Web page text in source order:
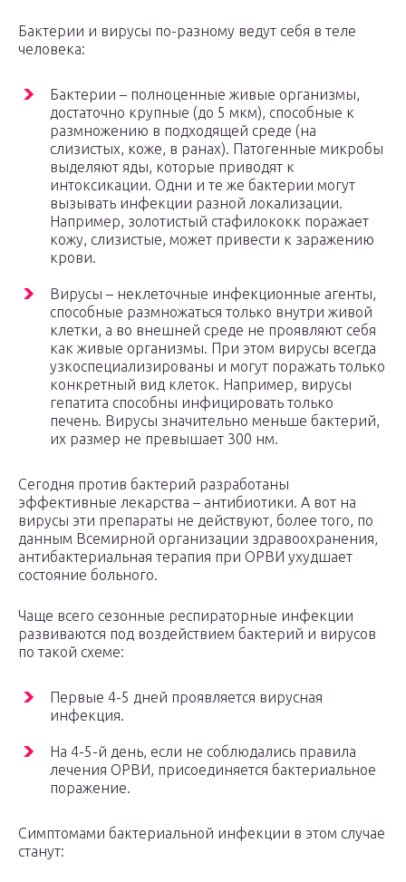
Бактерии и вирусы по-разному ведут себя в теле
человека:
Бактерии – полноценные живые организмы,
достаточно крупные (до 5 мкм), способные к
размножению в подходящей среде (на
слизистых, коже, в ранах). Патогенные микробы
выделяют яды, которые приводят к
интоксикации. Одни и те же бактерии могут
вызывать инфекции разной локализации.
Например, золотистый стафилококк поражает
кожу, слизистые, может привести к заражению
крови.
Вирусы – неклеточные инфекционные агенты,
способные размножаться только внутри живой
клетки, а во внешней среде не проявляют себя
как живые организмы. При этом вирусы всегда
узкоспециализированы и могут поражать только
конкретный вид клеток. Например, вирусы
гепатита способны инфицировать только
печень. Вирусы значительно меньше бактерий,
их размер не превышает 300 нм.
Сегодня против бактерий разработаны
эффективные лекарства – антибиотики. А вот на
вирусы эти препараты не действуют, более того, по
данным Всемирной организации здравоохранения,
антибактериальная терапия при ОРВИ ухудшает
состояние больного.
Чаще всего сезонные респираторные инфекции
развиваются под воздействием бактерий и вирусов
по такой схеме:
Первые 4-5 дней проявляется вирусная
инфекция.
На 4-5-й день, если не соблюдались правила
лечения ОРВИ, присоединяется бактериальное
поражение.
Симптомами бактериальной инфекции в этом случае
станут: